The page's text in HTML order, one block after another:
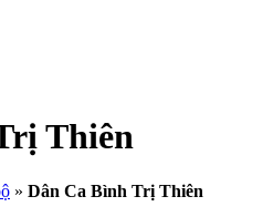
Thiên
» Dân Ca Bình Trị Thiên